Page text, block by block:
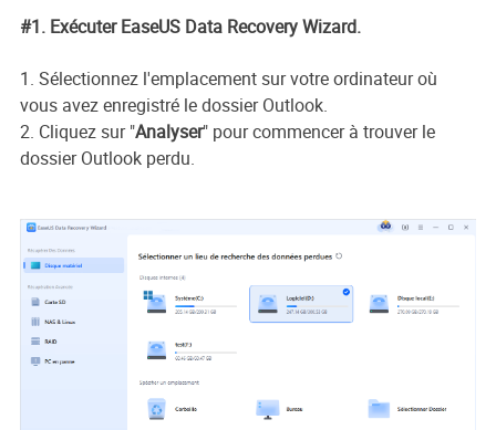
#1. Exécuter EaseUS Data Recovery Wizard.
1. Sélectionnez l'emplacement sur votre ordinateur où
vous avez enregistré le dossier Outlook.
2. Cliquez sur "Analyser" pour commencer à trouver le
dossier Outlook perdu.